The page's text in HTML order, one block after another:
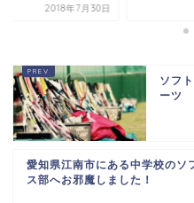
2018年7月30日
ソフ
ーツ
愛知県江南市にある中学校のソ
ス部へお邪魔しました！